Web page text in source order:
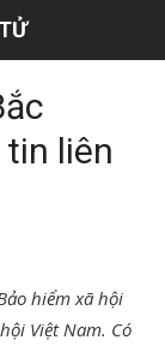
liên
hiểm xã hội
Việt Nam. Có